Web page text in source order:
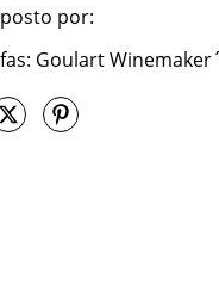
por:
Goulart